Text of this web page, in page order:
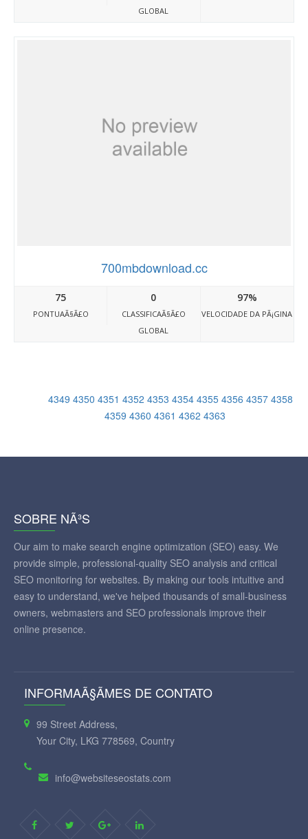
GLOBAL
700mbdownload.cc
75
PONTUAÃ§Ã£O
0
CLASSIFICAÃ§Ã£O
GLOBAL
97%
VELOCIDADE DA PÃ¡GINA
4349 4350 4351 4352 4353 4354 4355 4356 4357 4358
4359 4360 4361 4362 4363
SOBRE NÃ³S
Our aim to make search engine optimization (SEO) easy. We
provide simple, professional-quality SEO analysis and critical
SEO monitoring for websites. By making our tools intuitive and
easy to understand, we've helped thousands of small-business
owners, webmasters and SEO professionals improve their
online presence.
INFORMAÃ§ÃΜES DE CONTATO
99 Street Address,
Your City, LKG 778569, Country
info@websiteseostats.com